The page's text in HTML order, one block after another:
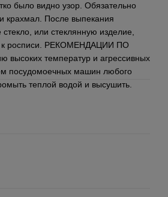
было видно узор. Обязательно
крахмал. После выпекания
или стеклянную изделие,
к росписи. РЕКОМЕНДАЦИИ ПО
температур и агрессивных
посудомоечных машин любого
теплой водой и высушить.